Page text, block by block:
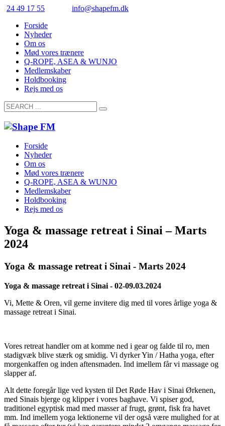
24 49 17 55
info@shapefm.dk
Forside
Nyheder
Om os
Mød vores trænere
Q-ROPE, ASEA & WUNJO
Medlemskaber
Holdbooking
Rejs med os
Forside
Nyheder
Om os
Mød vores trænere
Q-ROPE, ASEA & WUNJO
Medlemskaber
Holdbooking
Rejs med os
Yoga & massage retreat i Sinai – Marts
2024
Yoga & massage retreat i Sinai - Marts 2024
Yoga & massage retreat i Sinai - 02-09.03.2024
Vi, Mette & Oren, vil gerne invitere dig med til vores årlige yoga &
massage retreat i Sinai.
Vores retreat handler om at komme ned i gear og falde til ro, men
stadigvæk blive stærk og smidig. Vi dyrker Yin / Hatha yoga, efter
morgenkaffen og inden aftensmaden. Ind imellem får vi massage og
slapper af.
Alt dette foregår lige ved kysten til Det Røde Hav i Sinai Ørkenen,
med Sinais bjerge og klipper i vores baghave. Vi spiser god,
traditionel egyptisk mad med masser af frugt, grønt, fisk fra havet
mm. Ind imellem yoga lektionerne vil der også være mulighed for at